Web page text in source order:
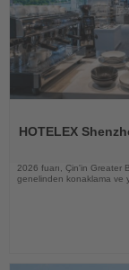
HOTELEX
2026 fuarı, Çin'in Greater
genelinden konaklama ve